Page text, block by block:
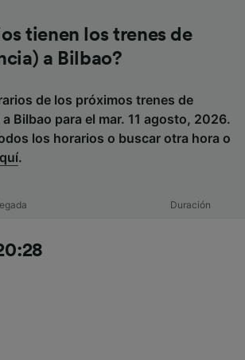
tienen los trenes de
a Bilbao?
de los próximos trenes de
Bilbao para el mar. 11 agosto, 2026.
los horarios o buscar otra hora o
.
Duración